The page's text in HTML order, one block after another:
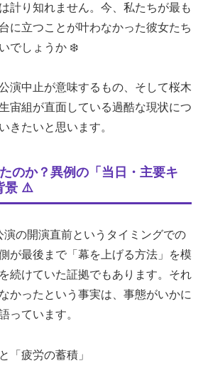
計り知れません。今、私たちが最も
に立つことが叶わなかった彼女たち
でしょうか ❄️
演中止が意味するもの、そして桜木
宙組が直面している過酷な現状につ
きたいと思います。
のか？異例の「当日・主要キ
景 ⚠️
の開演直前というタイミングでの
が最後まで「幕を上げる方法」を模
続けていた証拠でもあります。それ
かったという事実は、事態がいかに
っています。
「疲労の蓄積」